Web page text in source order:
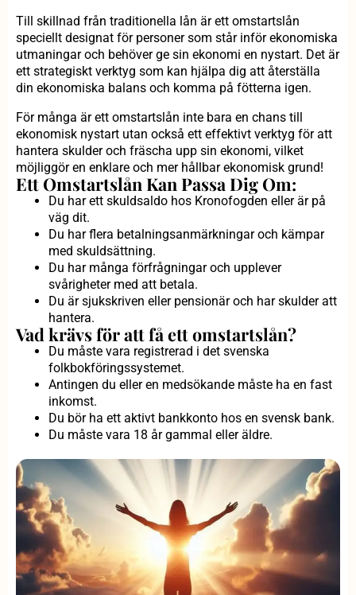
Till skillnad från traditionella lån är ett omstartslån
speciellt designat för personer som står inför ekonomiska
utmaningar och behöver ge sin ekonomi en nystart. Det är
ett strategiskt verktyg som kan hjälpa dig att återställa
din ekonomiska balans och komma på fötterna igen.
För många är ett omstartslån inte bara en chans till
ekonomisk nystart utan också ett effektivt verktyg för att
hantera skulder och fräscha upp sin ekonomi, vilket
möjliggör en enklare och mer hållbar ekonomisk grund!
Ett Omstartslån Kan Passa Dig Om:
Du har ett skuldsaldo hos Kronofogden eller är på
väg dit.
Du har flera betalningsanmärkningar och kämpar
med skuldsättning.
Du har många förfrågningar och upplever
svårigheter med att betala.
Du är sjukskriven eller pensionär och har skulder att
hantera.
Vad krävs för att få ett omstartslån?
Du måste vara registrerad i det svenska
folkbokföringssystemet.
Antingen du eller en medsökande måste ha en fast
inkomst.
Du bör ha ett aktivt bankkonto hos en svensk bank.
Du måste vara 18 år gammal eller äldre.